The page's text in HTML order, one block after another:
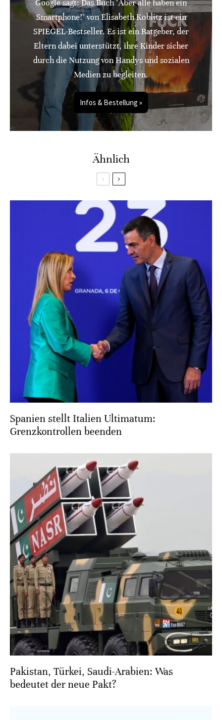
Google sagt: Das Buch "Aber alle haben ein
Smartphone!" von Elisabeth Koblitz ist ein
SPIEGEL-Bestseller. Es ist ein Ratgeber, der
Eltern dabei unterstützt, ihre Kinder sicher
durch die Nutzung von Handys und sozialen
Medien zu begleiten.
Infos & Bestellung »
Ähnlich
Spanien stellt Italien Ultimatum:
Grenzkontrollen beenden
Pakistan, Türkei, Saudi-Arabien: Was
bedeutet der neue Pakt?